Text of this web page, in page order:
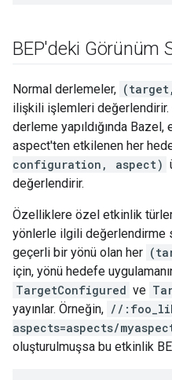
BEP'deki Görünüm
Normal derlemeler,
ilişkili işlemleri değerlendirir.
derleme yapıldığında
aspect'ten etkilenen her
configuration, aspect)
değerlendirir.
Özelliklere özel etkinlik
yönlerle ilgili değerlendirme
geçerli bir yönü olan her
için, yönü hedefe
TargetConfigured ve
yayınlar. Örneğin, //
aspects=aspects/
oluşturulmuşsa bu etkinlik